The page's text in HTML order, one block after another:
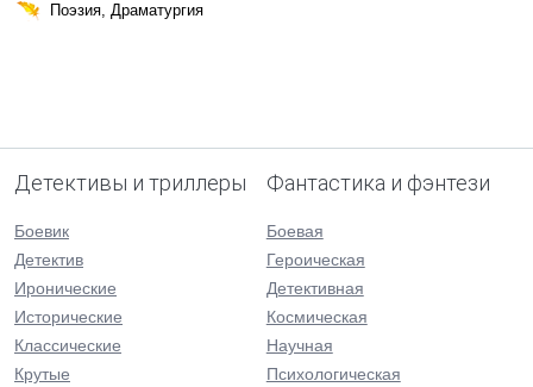
Поэзия, Драматургия
Детективы и триллеры
Боевик
Детектив
Иронические
Исторические
Классические
Крутые
Фантастика и фэнтези
Боевая
Героическая
Детективная
Космическая
Научная
Психологическая